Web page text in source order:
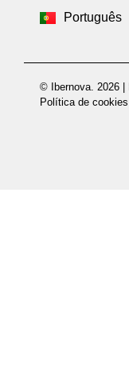
Português
Deutsch
© Ibernova. 2026 |
Política de cookies